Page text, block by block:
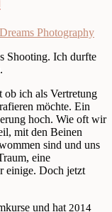
Photography
Shooting. Ich durfte
ob ich als Vertretung
möchte. Ein
hoch. Wie oft wir
mit den Beinen
sind und uns
eine
einige. Doch jetzt
und hat 2014